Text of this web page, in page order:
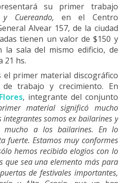
su primer trabajo
y Cuereando, en el Centro
Alvear 157, de la ciudad
tienen un valor de $150 y
la sala del mismo edificio, de
21 hs.
el primer material discográfico
trabajo y crecimiento. En
, integrante del conjunto
material significó mucho
integrantes somos ex bailarines y
mucho a los bailarines. En lo
fuerte. Estamos muy conformes
hemos recibido elogios con lo
que sea una elemento más para
de festivales importantes,